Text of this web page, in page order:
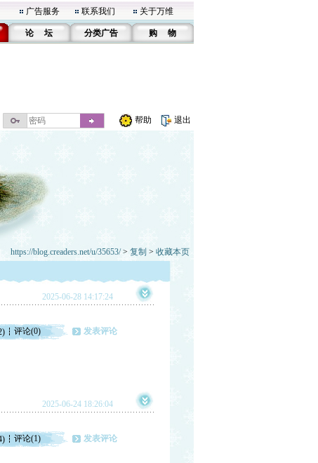
广告服务 联系我们 关于万维
论 坛 分类广告 购 物
帮助 退出
https://blog.creaders.net/u/35653/> 复制 > 收藏本页
2025-06-28 14:17:24
评论(0) 发表评论
2025-06-24 18:26:04
评论(1) 发表评论